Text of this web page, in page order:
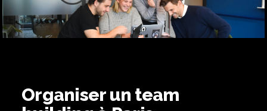
Organiser un team